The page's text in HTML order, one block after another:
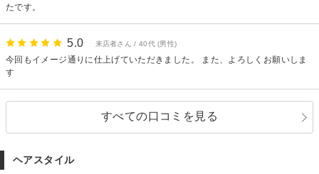
たです。
5.0 来店者さん / 40代 (男性)
今回もイメージ通りに仕上げていただきました。 また、よろしくお願いしま
す
すべての口コミを見る
ヘアスタイル